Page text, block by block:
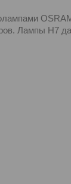
Лампы Н7